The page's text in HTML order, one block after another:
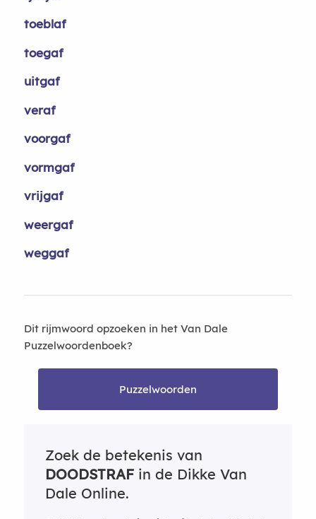
toeblaf
toegaf
uitgaf
veraf
voorgaf
vormgaf
vrijgaf
weergaf
weggaf
Dit rijmwoord opzoeken in het Van Dale
Puzzelwoordenboek?
Puzzelwoorden
Zoek de betekenis van
DOODSTRAFin de Dikke Van
Dale Online.